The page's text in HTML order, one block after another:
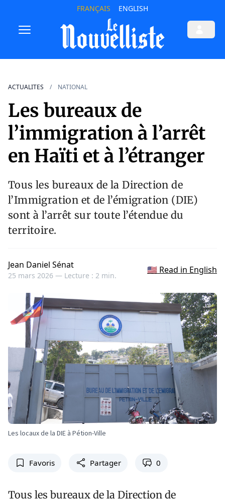
FRANÇAIS ENGLISH
ACTUALITES NATIONAL
Les bureaux de
l’immigration à l’arrêt
en Haïti et à l’étranger
Tous les bureaux de la Direction de
l’Immigration et de l’émigration (DIE)
sont à l’arrêt sur toute l’étendue du
territoire.
Jean Daniel Sénat
25 mars 2026 — Lecture : 2 min.
🇺🇸 Read in English
Les locaux de la DIE à Pétion-Ville
Favoris Partager 0
Tous les bureaux de la Direction de